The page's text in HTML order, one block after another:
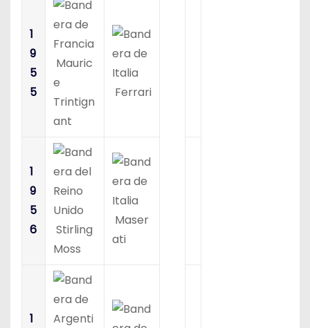
1
9
5
5
Mauric
e
Trintign
ant
Ferrari
1
9
5
6
Stirling
Moss
Maser
ati
1